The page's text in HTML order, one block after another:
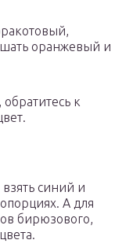
оранжевый и
к
синий и
А для
бирюзового,